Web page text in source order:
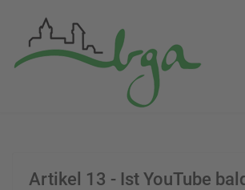
Artikel 13 - Ist YouTube